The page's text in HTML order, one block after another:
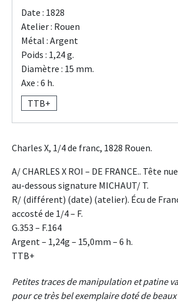
Date : 1828
Atelier : Rouen
Métal : Argent
Poids : 1,24 g.
Diamètre : 15 mm.
Axe : 6 h.
TTB+
Charles X, 1/4 de franc, 1828 Rouen.
A/ CHARLES X ROI – DE FRANCE.. Tête
au-dessous signature MICHAUT/ T.
R/ (différent) (date) (atelier). Écu de
accosté de 1/4 – F.
G.353 – F.164
Argent – 1,24g – 15,0mm – 6 h.
TTB+
Petites traces de manipulation et patine
pour ce très bel exemplaire doté de